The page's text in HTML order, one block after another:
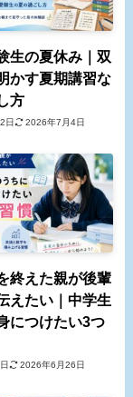
生の夏休み｜双
かす夏期講習な
方
日 2026年7月4日
終えた親が後輩
えたい｜中学生
につけたい3つ
2026年6月26日